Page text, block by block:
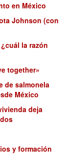
en México
Johnson (con
la razón
together»
de salmonela
México
deja
y formación